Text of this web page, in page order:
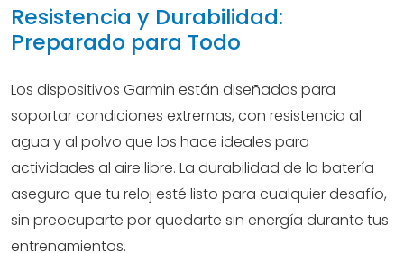
Resistencia y Durabilidad:
Preparado para Todo
Los dispositivos Garmin están diseñados para
soportar condiciones extremas, con resistencia al
agua y al polvo que los hace ideales para
actividades al aire libre. La durabilidad de la batería
asegura que tu reloj esté listo para cualquier desafío,
sin preocuparte por quedarte sin energía durante tus
entrenamientos.